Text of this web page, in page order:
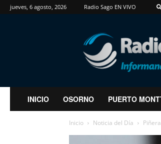
jueves, 6 agosto, 2026 Radio Sago EN VIVO
RadioSago
INICIO OSORNO PUERTO
Inicio Noticia del Día